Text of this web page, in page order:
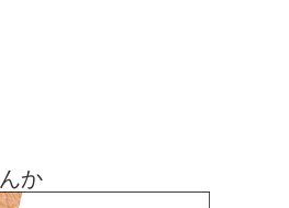
か